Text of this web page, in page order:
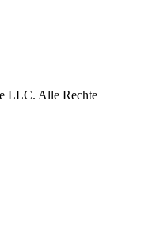
LLC. Alle Rechte